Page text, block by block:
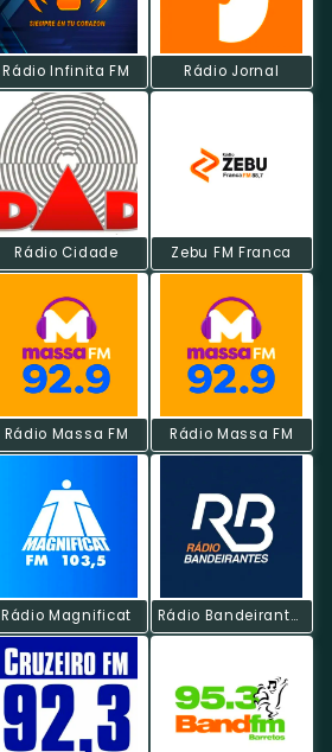
Rádio Infinita FM Rádio Jornal
Rádio Cidade Zebu FM Franca
Rádio Massa FM Rádio Massa FM
Rádio Magnificat Rádio Bandeirantes FM